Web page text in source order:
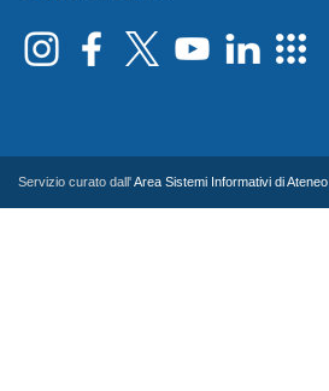
Servizio curato dall'Area Sistemi Informativi di Ateneo